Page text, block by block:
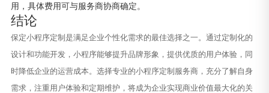
用，具体费用可与服务商协商确定。
结论
保定小程序定制是满足企业个性化需求的最佳选择之一。通过定制化的
设计和功能开发，小程序能够提升品牌形象，提供优质的用户体验，同
时降低企业的运营成本。选择专业的小程序定制服务商，充分了解自身
需求，注重用户体验和定期维护，将成为企业实现商业价值最大化的关